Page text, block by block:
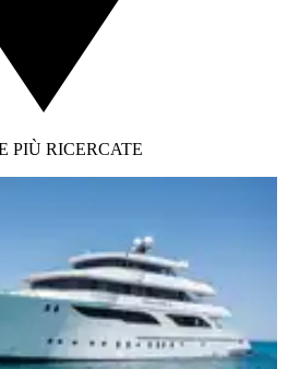
PIÙ RICERCATE